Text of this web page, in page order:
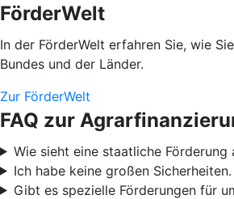
FörderWelt
In der FörderWelt erfahren Sie, wie
Bundes und der Länder.
Zur FörderWelt
FAQ zur
Wie sieht eine staatliche Förderung
Ich habe keine großen
Gibt es spezielle Förderungen für